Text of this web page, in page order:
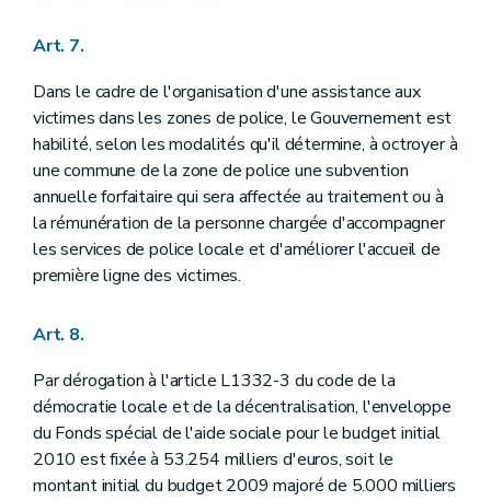
Art. 7.
Dans le cadre de l'organisation d'une assistance aux
victimes dans les zones de police, le Gouvernement est
habilité, selon les modalités qu'il détermine, à octroyer à
une commune de la zone de police une subvention
annuelle forfaitaire qui sera affectée au traitement ou à
la rémunération de la personne chargée d'accompagner
les services de police locale et d'améliorer l'accueil de
première ligne des victimes.
Art. 8.
Par dérogation à l'article L1332-3 du code de la
démocratie locale et de la décentralisation, l'enveloppe
du Fonds spécial de l'aide sociale pour le budget initial
2010 est fixée à 53.254 milliers d'euros, soit le
montant initial du budget 2009 majoré de 5.000 milliers